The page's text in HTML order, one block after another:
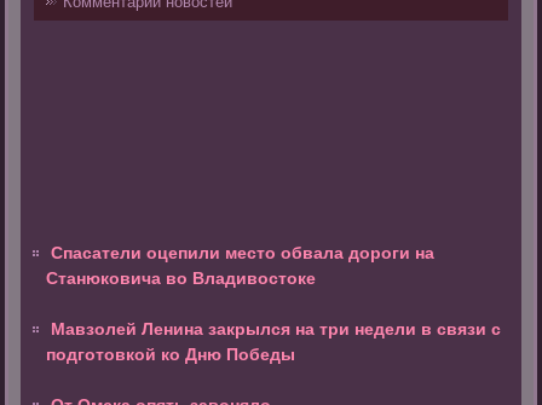
Спасатели оцепили место обвала дороги на
Станюковича во Владивостоке
Мавзолей Ленина закрылся на три недели в связи с
подготовкой ко Дню Победы